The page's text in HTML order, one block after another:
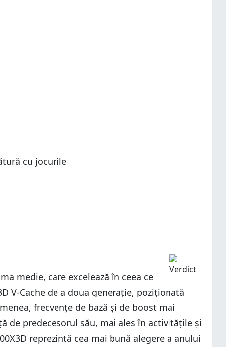
cu jocurile
medie, care excelează în ceea ce
V-Cache de a doua generație, poziționată
frecvențe de bază și de boost mai
de predecesorul său, mai ales în activitățile și
reprezintă cea mai bună alegere a anului